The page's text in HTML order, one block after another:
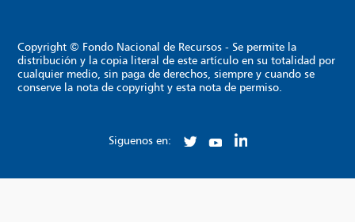
Copyright © Fondo Nacional de Recursos - Se permite la
distribución y la copia literal de este artículo en su totalidad por
cualquier medio, sin paga de derechos, siempre y cuando se
conserve la nota de copyright y esta nota de permiso.
Siguenos en: